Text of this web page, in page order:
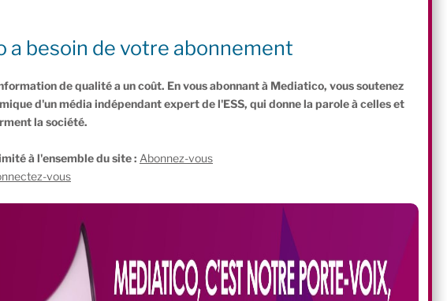
a besoin de votre abonnement
de qualité a un coût. En vous abonnant à Mediatico, vous soutenez
d'un média indépendant expert de l'ESS, qui donne la parole à celles et
la société.
à l'ensemble du site : Abonnez-vous
vous